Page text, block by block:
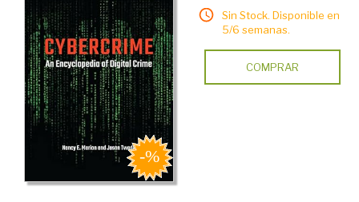
Sin Stock. Disponible en
5/6 semanas.
COMPRAR